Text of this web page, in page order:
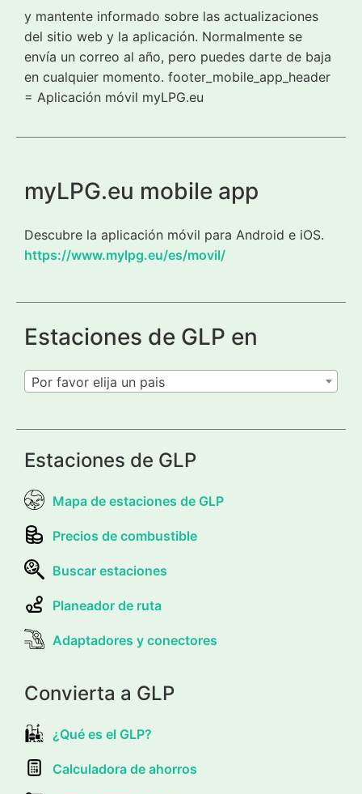
y mantente informado sobre las actualizaciones
del sitio web y la aplicación. Normalmente se
envía un correo al año, pero puedes darte de baja
en cualquier momento. footer_mobile_app_header
= Aplicación móvil myLPG.eu
myLPG.eu mobile app
Descubre la aplicación móvil para Android e iOS.
https://www.mylpg.eu/es/movil/
Estaciones de GLP en
Por favor elija un pais
Estaciones de GLP
Mapa de estaciones de GLP
Precios de combustible
Buscar estaciones
Planeador de ruta
Adaptadores y conectores
Convierta a GLP
¿Qué es el GLP?
Calculadora de ahorros